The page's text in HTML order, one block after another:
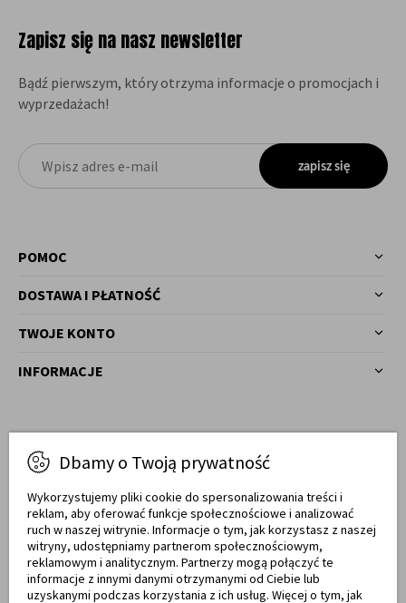
Zapisz się na nasz newsletter
Bądź pierwszym, który otrzyma informacje o promocjach i
wyprzedażach!
zapisz się
POMOC
DOSTAWA I PŁATNOŚĆ
TWOJE KONTO
INFORMACJE
Masz pytania?
Zadzwoń! 77 540 78 03
Od pon. do pt. w godz. 7:00 - 17:00
sklep@meblemwm.pl
Dbamy o Twoją prywatność
Wykorzystujemy pliki cookie do spersonalizowania treści i
reklam, aby oferować funkcje społecznościowe i analizować
ruch w naszej witrynie. Informacje o tym, jak korzystasz z naszej
witryny, udostępniamy partnerom społecznościowym,
reklamowym i analitycznym. Partnerzy mogą połączyć te
informacje z innymi danymi otrzymanymi od Ciebie lub
uzyskanymi podczas korzystania z ich usług. Więcej o tym, jak